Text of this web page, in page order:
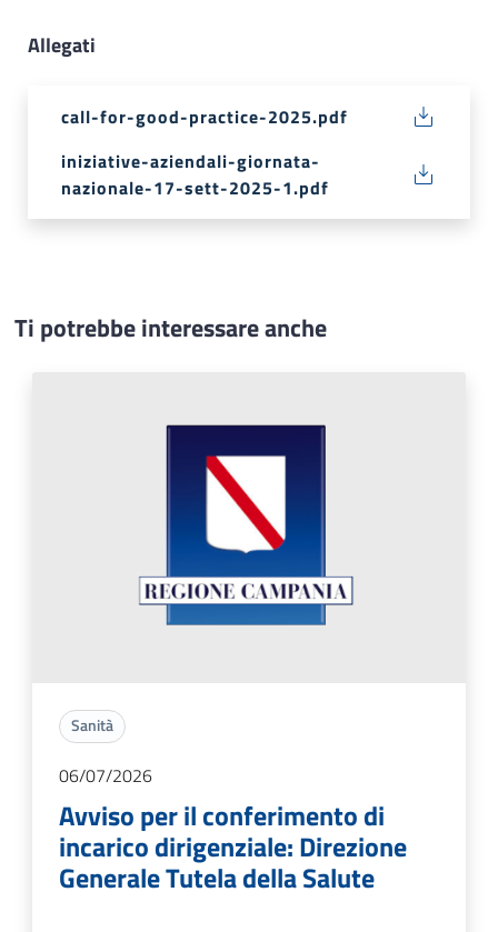
Allegati
call-for-good-practice-2025.pdf
iniziative-aziendali-giornata-
nazionale-17-sett-2025-1.pdf
Ti potrebbe interessare anche
Sanità
06/07/2026
Avviso per il conferimento di
incarico dirigenziale: Direzione
Generale Tutela della Salute